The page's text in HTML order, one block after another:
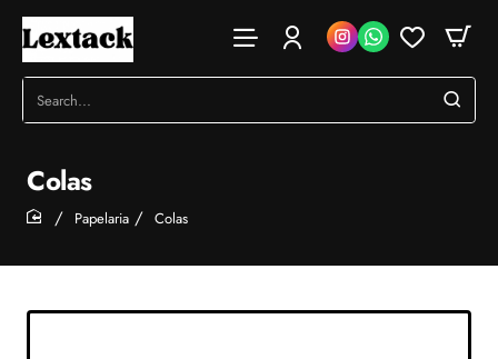
Search...
Colas
home
Papelaria Colas